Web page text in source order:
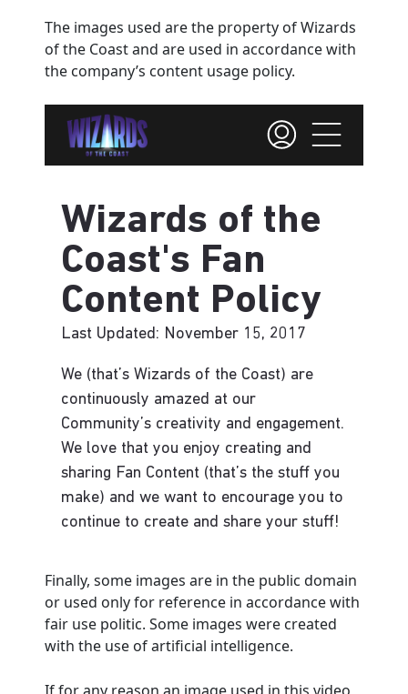
The images used are the property of Wizards
of the Coast and are used in accordance with
the company’s content usage policy.
Finally, some images are in the public domain
or used only for reference in accordance with
fair use politic. Some images were created
with the use of artificial intelligence.